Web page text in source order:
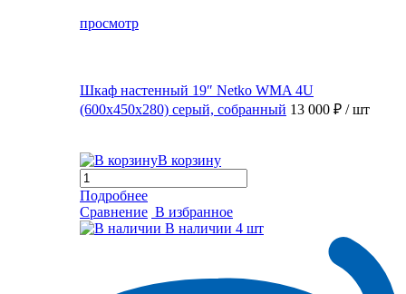
просмотр
Шкаф настенный 19″ Netko WMA 4U
(600x450x280) серый, собранный 13 000 ₽ / шт
В корзину
Подробнее
Сравнение В избранное
В наличии 4 шт